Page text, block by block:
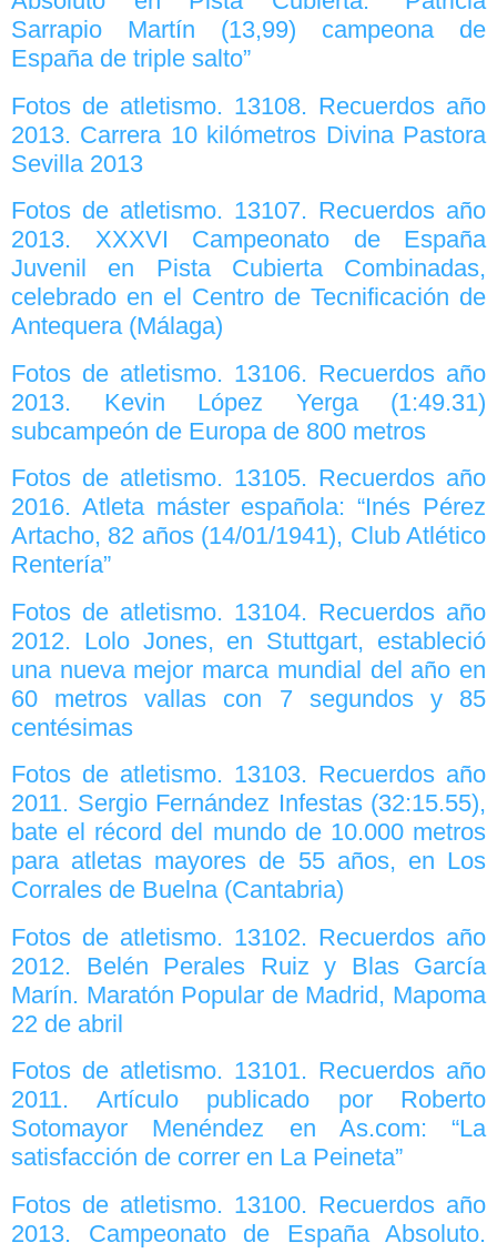
Sarrapio Martín (13,99) campeona de
España de triple salto”
Fotos de atletismo. 13108. Recuerdos año
2013. Carrera 10 kilómetros Divina Pastora
Sevilla 2013
Fotos de atletismo. 13107. Recuerdos año
2013. XXXVI Campeonato de España
Juvenil en Pista Cubierta Combinadas,
celebrado en el Centro de Tecnificación de
Antequera (Málaga)
Fotos de atletismo. 13106. Recuerdos año
2013. Kevin López Yerga (1:49.31)
subcampeón de Europa de 800 metros
Fotos de atletismo. 13105. Recuerdos año
2016. Atleta máster española: “Inés Pérez
Artacho, 82 años (14/01/1941), Club Atlético
Rentería”
Fotos de atletismo. 13104. Recuerdos año
2012. Lolo Jones, en Stuttgart, estableció
una nueva mejor marca mundial del año en
60 metros vallas con 7 segundos y 85
centésimas
Fotos de atletismo. 13103. Recuerdos año
2011. Sergio Fernández Infestas (32:15.55),
bate el récord del mundo de 10.000 metros
para atletas mayores de 55 años, en Los
Corrales de Buelna (Cantabria)
Fotos de atletismo. 13102. Recuerdos año
2012. Belén Perales Ruiz y Blas García
Marín. Maratón Popular de Madrid, Mapoma
22 de abril
Fotos de atletismo. 13101. Recuerdos año
2011. Artículo publicado por Roberto
Sotomayor Menéndez en As.com: “La
satisfacción de correr en La Peineta”
Fotos de atletismo. 13100. Recuerdos año
2013. Campeonato de España Absoluto.